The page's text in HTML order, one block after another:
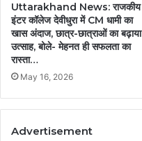
Uttarakhand News: राजकीय
इंटर कॉलेज देवीधुरा में CM धामी का
खास अंदाज, छात्र-छात्राओं का बढ़ाया
उत्साह, बोले- मेहनत ही सफलता का
रास्ता…
May 16, 2026
Advertisement